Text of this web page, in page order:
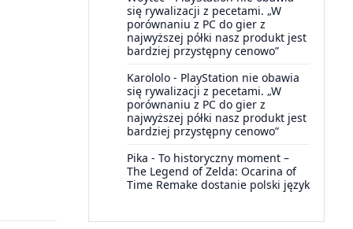
się rywalizacji z pecetami. „W
porównaniu z PC do gier z
najwyższej półki nasz produkt jest
bardziej przystępny cenowo”
Karololo - PlayStation nie obawia
się rywalizacji z pecetami. „W
porównaniu z PC do gier z
najwyższej półki nasz produkt jest
bardziej przystępny cenowo”
Pika - To historyczny moment –
The Legend of Zelda: Ocarina of
Time Remake dostanie polski język